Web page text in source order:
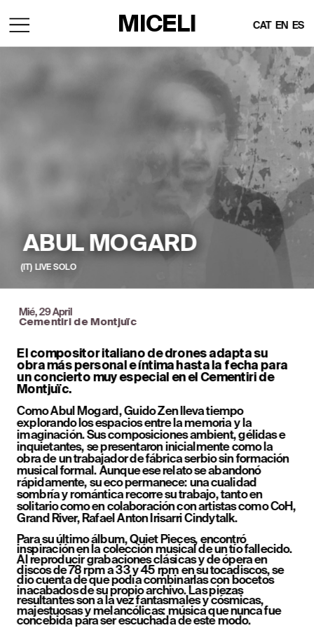
ABUL MOGARD
(IT)  LIVE  SOLO
MICELI CAT EN ES
Mié, 29 April
Cementiri de Montjuïc
El compositor italiano de drones adapta su
obra más personal e íntima hasta la fecha para
un concierto muy especial en el Cementiri de
Montjuïc.
Como Abul Mogard, Guido Zen lleva tiempo
explorando los espacios entre la memoria y la
imaginación. Sus composiciones ambient, gélidas e
inquietantes, se presentaron inicialmente como la
obra de un trabajador de fábrica serbio sin formación
musical formal. Aunque ese relato se abandonó
rápidamente, su eco permanece: una cualidad
sombría y romántica recorre su trabajo, tanto en
solitario como en colaboración con artistas como CoH,
Grand River, Rafael Anton Irisarri Cindytalk.
Para su último álbum, Quiet Pieces, encontró
inspiración en la colección musical de un tío fallecido.
Al reproducir grabaciones clásicas y de ópera en
discos de 78 rpm a 33 y 45 rpm en su tocadiscos, se
dio cuenta de que podía combinarlas con bocetos
inacabados de su propio archivo. Las piezas
resultantes son a la vez fantasmales y cósmicas,
majestuosas y melancólicas: música que nunca fue
concebida para ser escuchada de este modo.